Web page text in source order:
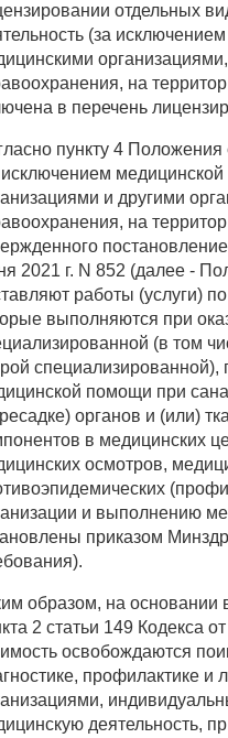
отдельных
(за
на
в перечень
пункту 4
исключением
и другими
на
2021 г. N 852 (далее -
работы (услуги)
выполняются при
(в том
помощи при
органов и (или)
в медицинских
осмотров,
и выполнению
приказом
образом, на основании
2 статьи 149 Кодекса
освобождаются
профилактике
деятельность,